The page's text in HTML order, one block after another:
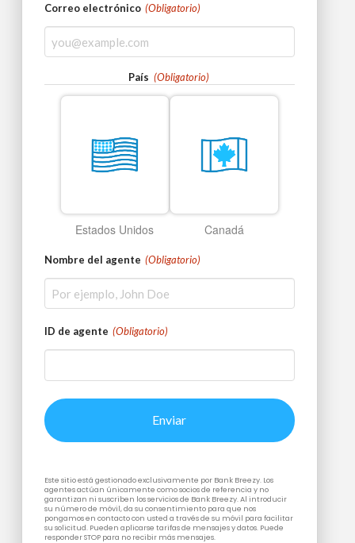
Correo electrónico (Obligatorio)
País (Obligatorio)
Estados Unidos Canadá
Nombre del agente (Obligatorio)
ID de agente (Obligatorio)
Este sitio está gestionado exclusivamente por Bank Breezy. Los
agentes actúan únicamente como socios de referencia y no
garantizan ni suscriben los servicios de Bank Breezy. Al introducir
su número de móvil, da su consentimiento para que nos
pongamos en contacto con usted a través de su móvil para facilitar
su solicitud. Pueden aplicarse tarifas de mensajes y datos. Puede
responder STOP para no recibir más mensajes.